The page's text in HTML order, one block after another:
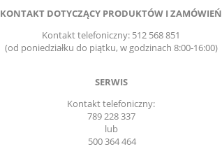
KONTAKT DOTYCZĄCY PRODUKTÓW I ZAMÓWIEŃ
Kontakt telefoniczny: 512 568 851
(od poniedziałku do piątku, w godzinach 8:00-16:00)
SERWIS
Kontakt telefoniczny:
789 228 337
lub
500 364 464